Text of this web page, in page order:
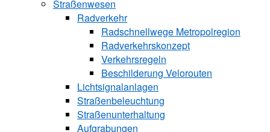
Straßenwesen
Radverkehr
Radschnellwege Metropolregion
Radverkehrskonzept
Verkehrsregeln
Beschilderung Velorouten
Lichtsignalanlagen
Straßenbeleuchtung
Straßenunterhaltung
Aufgrabungen